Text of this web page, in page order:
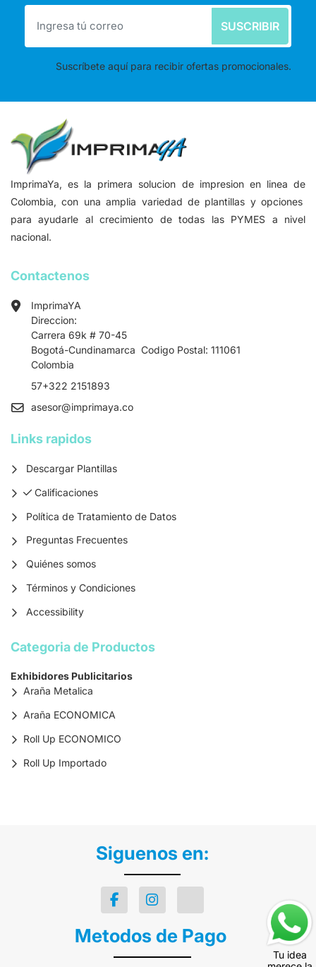
SUSCRIBIR
Suscríbete aquí para recibir ofertas promocionales.
ImprimaYa, es la primera solucion de impresion en linea de
Colombia, con una amplia variedad de plantillas y opciones
para ayudarle al crecimiento de todas las PYMES a nivel
nacional.
Contactenos
ImprimaYA
Direccion:
Carrera 69k # 70-45
Bogotá-Cundinamarca Codigo Postal: 111061
Colombia
57+322 2151893
asesor@imprimaya.co
Links rapidos
Descargar Plantillas
Calificaciones
Calificaciones
Política de Tratamiento de Datos
Preguntas Frecuentes
Quiénes somos
Términos y Condiciones
Accessibility
Categoria de Productos
Exhibidores Publicitarios
Araña Metalica
Araña ECONOMICA
Roll Up ECONOMICO
Roll Up Importado
Siguenos en:
Metodos de Pago
Tu idea